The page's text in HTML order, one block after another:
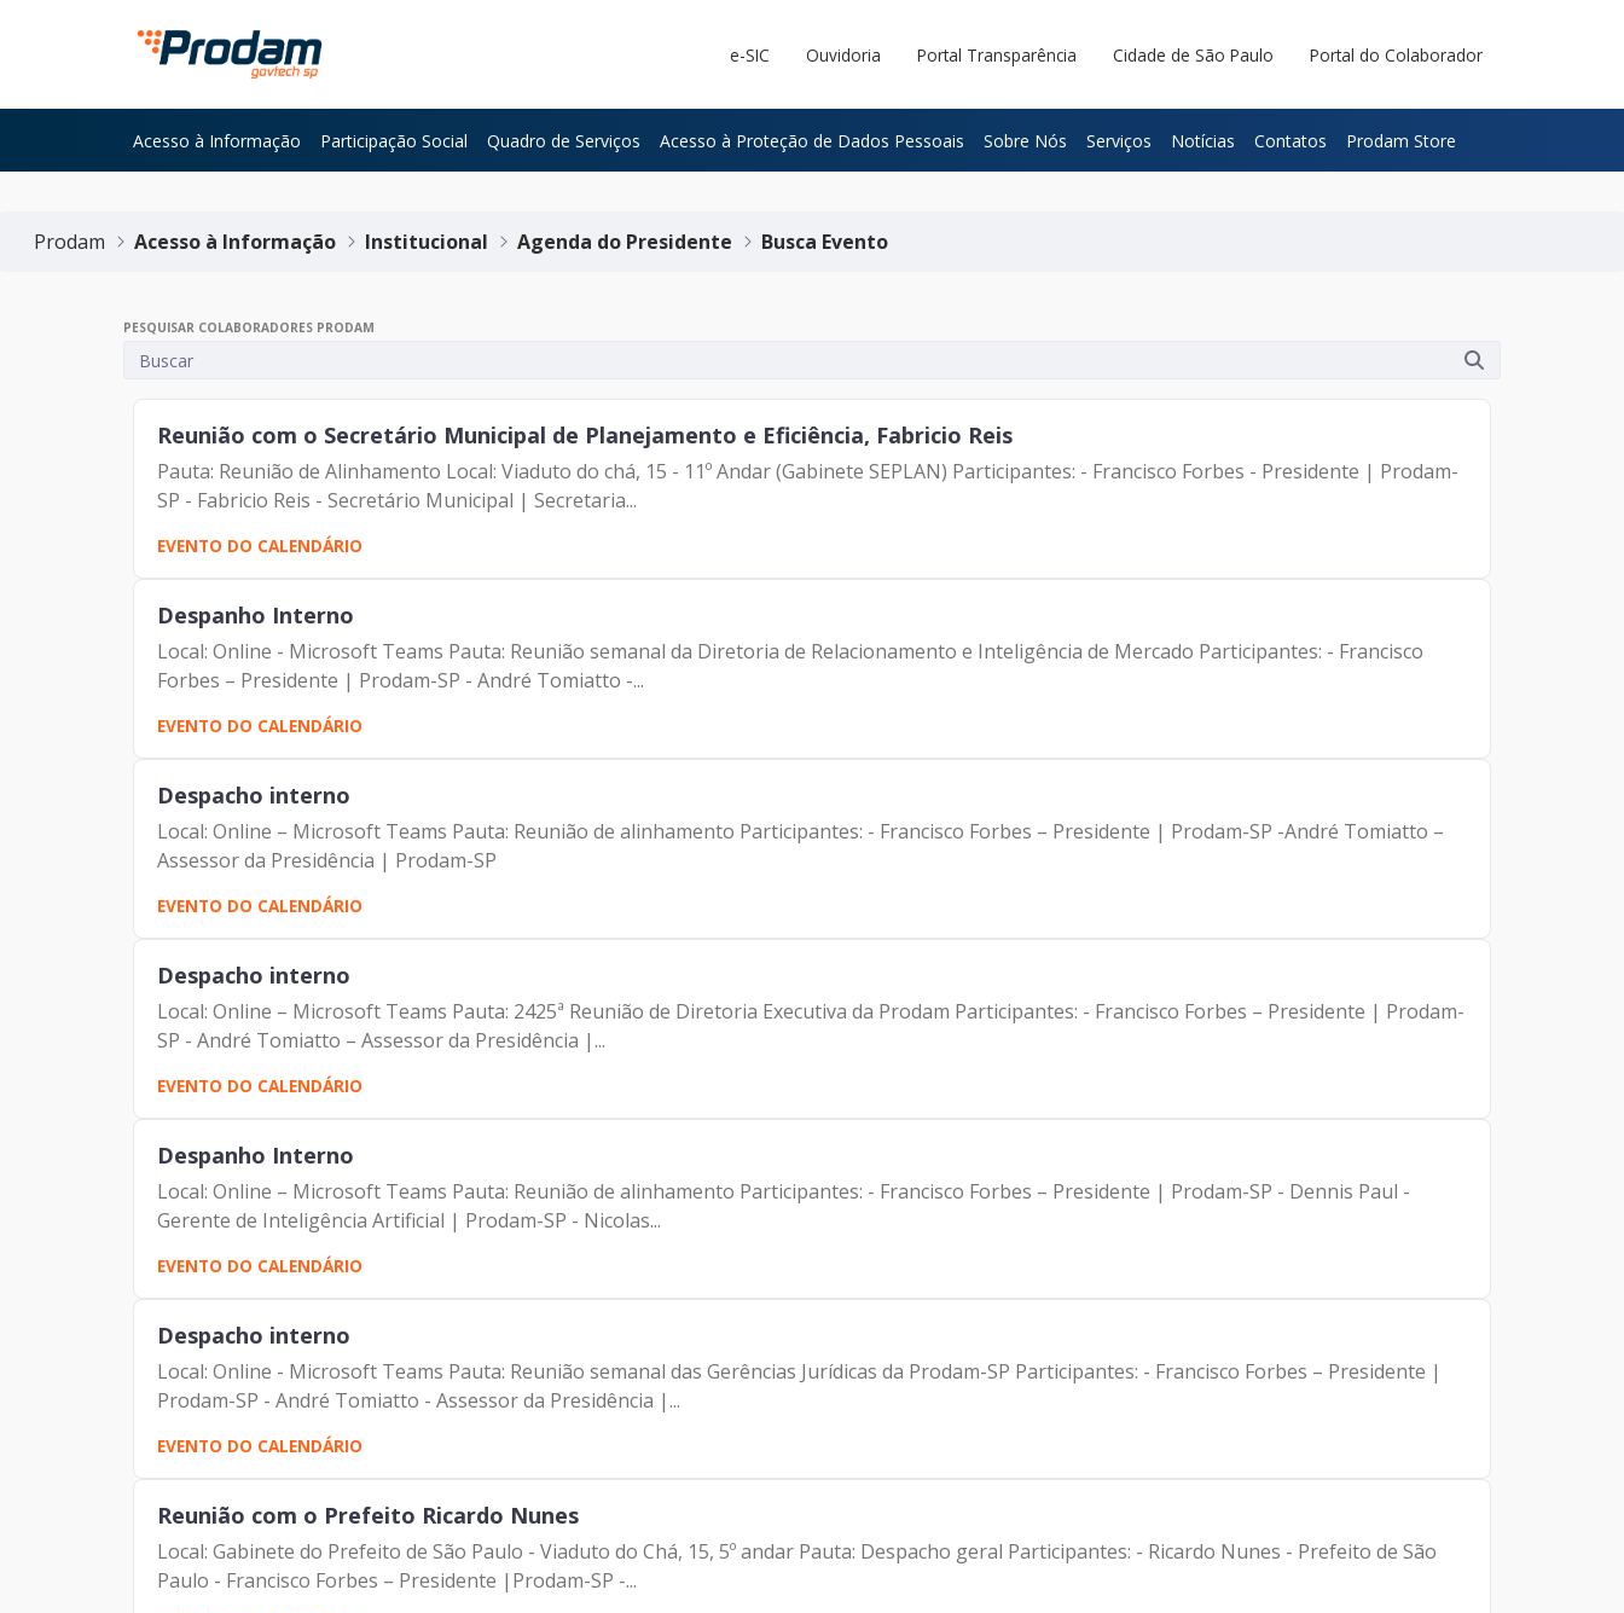
Pular para o Conteúdo principal
e-SIC Ouvidoria Portal Transparência Cidade de São Paulo Portal do Colaborador
Acesso à Informação Participação Social Quadro de Serviços Acesso à Proteção de Dados Pessoais Sobre Nós Serviços Notícias Contatos Prodam Store
Prodam Acesso à Informação Institucional Agenda do Presidente Busca Evento
PESQUISAR COLABORADORES PRODAM
Reunião com o Secretário Municipal de Planejamento e Eficiência, Fabricio Reis
Pauta: Reunião de Alinhamento Local: Viaduto do chá, 15 - 11º Andar (Gabinete SEPLAN) Participantes: - Francisco Forbes - Presidente | Prodam-
SP - Fabricio Reis - Secretário Municipal | Secretaria...
EVENTO DO CALENDÁRIO
Despanho Interno
Local: Online - Microsoft Teams Pauta: Reunião semanal da Diretoria de Relacionamento e Inteligência de Mercado Participantes: - Francisco
Forbes – Presidente | Prodam-SP - André Tomiatto -...
EVENTO DO CALENDÁRIO
Despacho interno
Local: Online – Microsoft Teams Pauta: Reunião de alinhamento Participantes: - Francisco Forbes – Presidente | Prodam-SP -André Tomiatto –
Assessor da Presidência | Prodam-SP
EVENTO DO CALENDÁRIO
Despacho interno
Local: Online – Microsoft Teams Pauta: 2425ª Reunião de Diretoria Executiva da Prodam Participantes: - Francisco Forbes – Presidente | Prodam-
SP - André Tomiatto – Assessor da Presidência |...
EVENTO DO CALENDÁRIO
Despanho Interno
Local: Online – Microsoft Teams Pauta: Reunião de alinhamento Participantes: - Francisco Forbes – Presidente | Prodam-SP - Dennis Paul -
Gerente de Inteligência Artificial | Prodam-SP - Nicolas...
EVENTO DO CALENDÁRIO
Despacho interno
Local: Online - Microsoft Teams Pauta: Reunião semanal das Gerências Jurídicas da Prodam-SP Participantes: - Francisco Forbes – Presidente |
Prodam-SP - André Tomiatto - Assessor da Presidência |...
EVENTO DO CALENDÁRIO
Reunião com o Prefeito Ricardo Nunes
Local: Gabinete do Prefeito de São Paulo - Viaduto do Chá, 15, 5º andar Pauta: Despacho geral Participantes: - Ricardo Nunes - Prefeito de São
Paulo - Francisco Forbes – Presidente |Prodam-SP -...